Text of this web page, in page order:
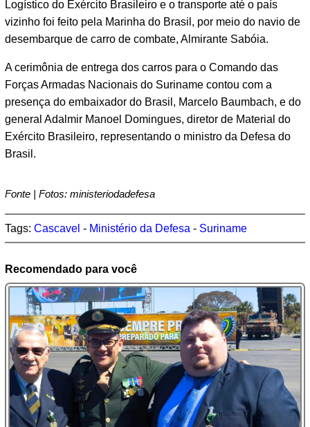
Logístico do Exército Brasileiro e o transporte até o país
vizinho foi feito pela Marinha do Brasil, por meio do navio de
desembarque de carro de combate, Almirante Sabóia.
A cerimônia de entrega dos carros para o Comando das
Forças Armadas Nacionais do Suriname contou com a
presença do embaixador do Brasil, Marcelo Baumbach, e do
general Adalmir Manoel Domingues, diretor de Material do
Exército Brasileiro, representando o ministro da Defesa do
Brasil.
Fonte | Fotos: ministeriodadefesa
Tags: Cascavel - Ministério da Defesa - Suriname
Recomendado para você